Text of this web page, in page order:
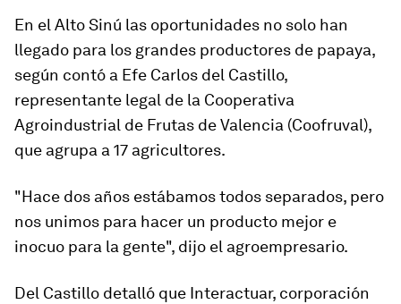
En el Alto Sinú las oportunidades no solo han
llegado para los grandes productores de papaya,
según contó a Efe Carlos del Castillo,
representante legal de la Cooperativa
Agroindustrial de Frutas de Valencia (Coofruval),
que agrupa a 17 agricultores.
"Hace dos años estábamos todos separados, pero
nos unimos para hacer un producto mejor e
inocuo para la gente", dijo el agroempresario.
Del Castillo detalló que Interactuar, corporación